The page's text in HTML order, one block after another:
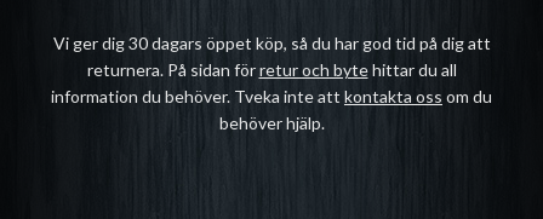
Vi ger dig 30 dagars öppet köp, så du har god tid på dig att
returnera. På sidan förretur och bytehittar du all
information du behöver. Tveka inte att kontakta oss om du
behöver hjälp.